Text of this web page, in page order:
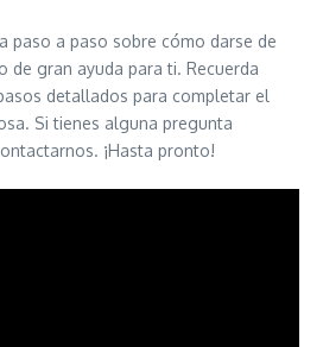
paso a paso sobre cómo darse de
de gran ayuda para ti. Recuerda
detallados para completar el
Si tienes alguna pregunta
¡Hasta pronto!